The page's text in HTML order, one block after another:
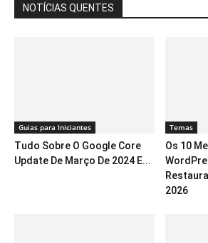
NOTÍCIAS QUENTES
Guias para Iniciantes
Tudo Sobre O Google Core
Update De Março De 2024 E...
Temas
Os 10
2026